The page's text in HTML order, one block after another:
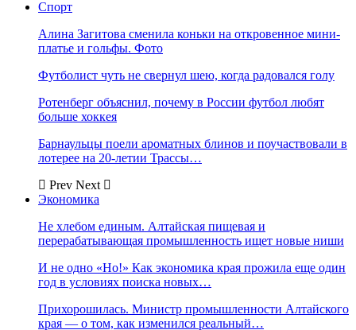
Спорт
Алина Загитова сменила коньки на откровенное мини-
платье и гольфы. Фото
Футболист чуть не свернул шею, когда радовался голу
Ротенберг объяснил, почему в России футбол любят
больше хоккея
Барнаульцы поели ароматных блинов и поучаствовали в
лотерее на 20-летии Трассы…
Prev Next
Экономика
Не хлебом единым. Алтайская пищевая и
перерабатывающая промышленность ищет новые ниши
И не одно «Но!» Как экономика края прожила еще один
год в условиях поиска новых…
Прихорошилась. Министр промышленности Алтайского
края — о том, как изменился реальный…